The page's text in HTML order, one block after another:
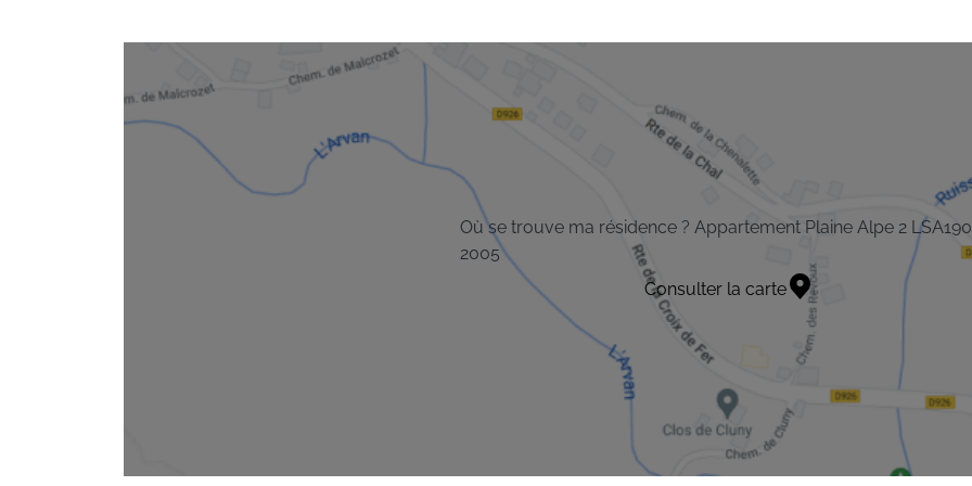
Où se trouve ma résidence ? Appartement Plaine Alpe 2
2005
Consulter la carte